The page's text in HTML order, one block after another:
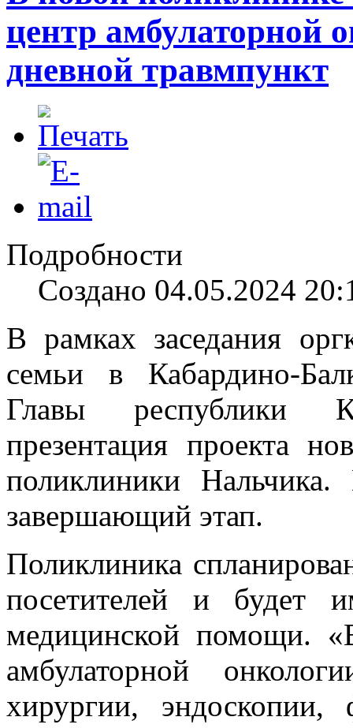
центр амбулаторной
дневной травмпункт
Подробности
Создано 04.05.2024
В рамках заседания
семьи в Кабардино-
Главы республики
презентация проекта
поликлиники
завершающий этап.
Поликлиника
посетителей и будет
медицинской помощи.
амбулаторной
хирургии, эндоскопии,